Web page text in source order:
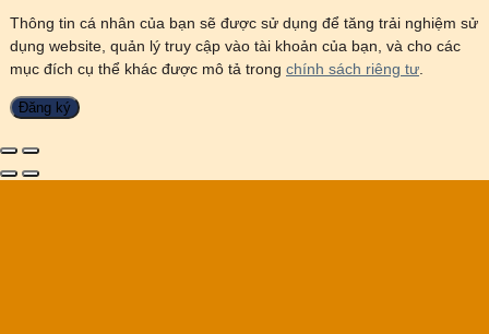
Thông tin cá nhân của bạn sẽ được sử dụng để tăng trải nghiệm sử
dụng website, quản lý truy cập vào tài khoản của bạn, và cho các
mục đích cụ thể khác được mô tả trong chính sách riêng tư
Đăng ký